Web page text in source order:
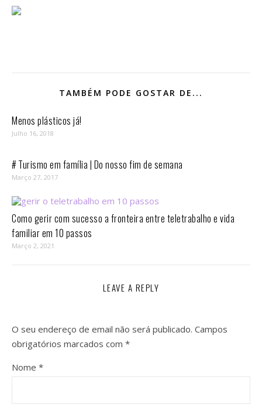
TAMBÉM PODE GOSTAR DE...
Menos plásticos já!
Julho 16, 2018
# Turismo em família | Do nosso fim de semana
Março 27, 2017
Como gerir com sucesso a fronteira entre teletrabalho e vida
familiar em 10 passos⁣
Março 2, 2021
LEAVE A REPLY
O seu endereço de email não será publicado. Campos
obrigatórios marcados com *
Nome *